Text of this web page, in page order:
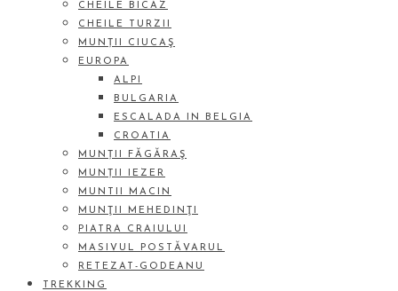
CHEILE BICAZ
CHEILE TURZII
MUNȚII CIUCAŞ
EUROPA
ALPI
BULGARIA
ESCALADA IN BELGIA
CROATIA
MUNȚII FĂGĂRAŞ
MUNȚII IEZER
MUNTII MACIN
MUNŢII MEHEDINŢI
PIATRA CRAIULUI
MASIVUL POSTĂVARUL
RETEZAT-GODEANU
TREKKING